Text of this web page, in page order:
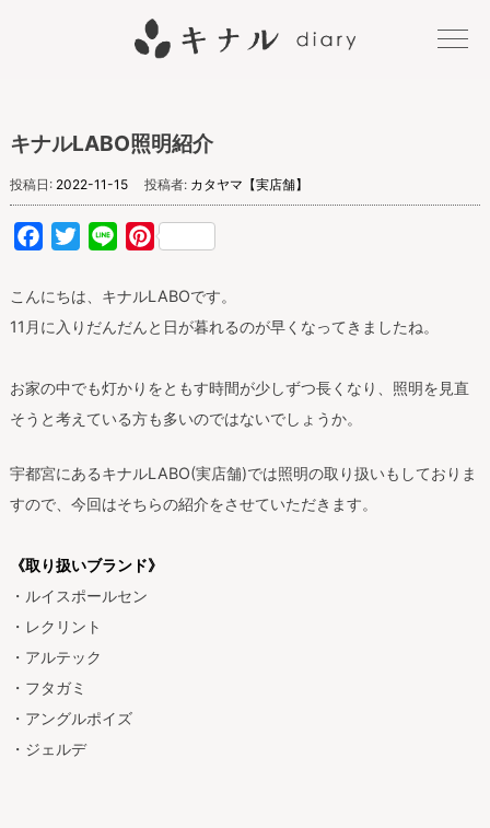
diary
キナルLABO照明紹介
投稿日: 2022-11-15 投稿者: カタヤマ【実店舗】
FacebookTwitterLine Pinterest
こんにちは、キナルLABOです。
11月に入りだんだんと日が暮れるのが早くなってきましたね。
お家の中でも灯かりをともす時間が少しずつ長くなり、照明を見直
そうと考えている方も多いのではないでしょうか。
宇都宮にあるキナルLABO(実店舗)では照明の取り扱いもしておりま
すので、今回はそちらの紹介をさせていただきます。
《取り扱いブランド》
・ ルイスポールセン
・ レクリント
・ アルテック
・ フタガミ
・ アングルポイズ
・ ジェルデ